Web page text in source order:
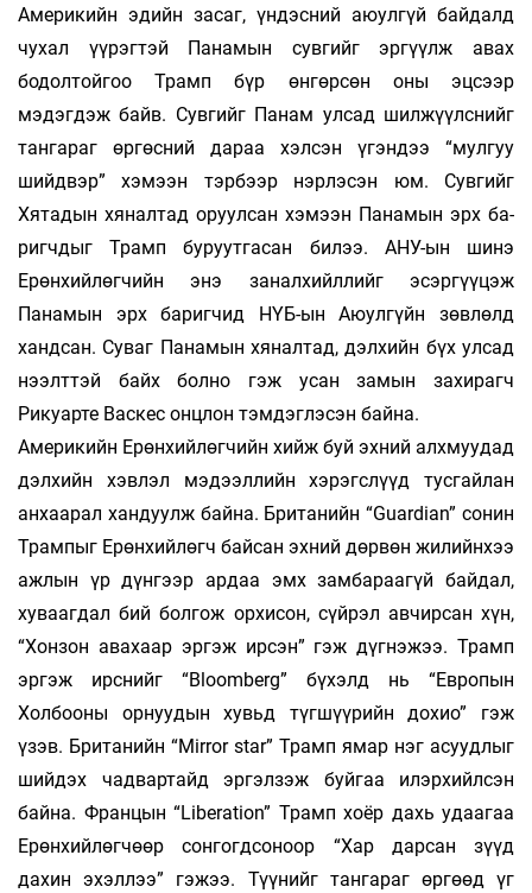
Америкийн эдийн засаг, үндэсний аюулгүй бай­далд
чухал үүрэгтэй Панамын сувгийг эр­гүүлж авах
бодолтойгоо Трамп бүр өнгөрсөн оны эцсээр
мэдэгдэж байв. Сувгийг Панам улсад шилжүүлснийг
тангараг өргөсний да­раа хэлсэн үгэндээ “мулгуу
шийдвэр” хэ­мээн тэр­­бээр нэрлэсэн юм. Сувгийг
Хятадын хя­­нал­­­­­тад оруулсан хэмээн Панамын эрх ба­
ригч­­­­дыг Трамп буруутгасан билээ. АНУ-ын ши­­нэ
Ерөнхийлөгчийн энэ заналхийллийг эсэр­­­­­гүүцэж
Панамын эрх баригчид НҮБ-ын Аюул­­­­гүйн зөвлөлд
хандсан. Суваг Панамын хя­нал­тад, дэлхийн бүх улсад
нээлттэй байх бол­но гэж усан замын захирагч
Рикуарте Вас­кес онцлон тэм­дэг­лэсэн байна.
Америкийн Ерөнхийлөгчийн хийж буй эх­ний алхмуудад
дэлхийн хэвлэл мэдээллийн хэ­рэгс­лүүд тусгайлан
анхаарал хандуулж бай­на. Британийн “Guardian” сонин
Трампыг Ерөн­­хийлөгч байсан эхний дөрвөн жилийнхээ
аж­лын үр дүнгээр ардаа эмх замбараагүй байдал,
хуваагдал бий болгож орхисон, сүй­рэл ав­чирсан хүн,
“Хонзон авахаар эргэж ир­сэн” гэж дүг­нэжээ. Трамп
эргэж ирснийг “Bloomberg” бүхэлд нь “Европын
Холбооны ор­нуудын хувьд түгшүүрийн дохио” гэж
үзэв. Британийн “Mirror star” Трамп ямар нэг асууд­лыг
шийдэх чадвартайд эргэлзэж буйгаа илэр­хийлсэн
байна. Францын “Liberation” Трамп хоёр дахь удаагаа
Ерөнхийлөгчөөр сонгогдсоноор “Хар дарсан зүүд
дахин эхэллээ” гэжээ. Түүнийг тангараг өргөөд үг